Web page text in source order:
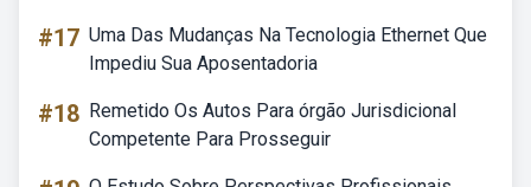
#17 Uma Das Mudanças Na Tecnologia Ethernet Que
Impediu Sua Aposentadoria
#18 Remetido Os Autos Para órgão Jurisdicional
Competente Para Prosseguir